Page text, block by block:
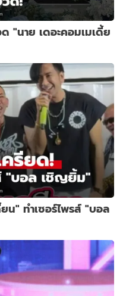
"นาย เดอะคอมเมเดี้ย
น" ทำเซอร์ไพรส์ "บอล